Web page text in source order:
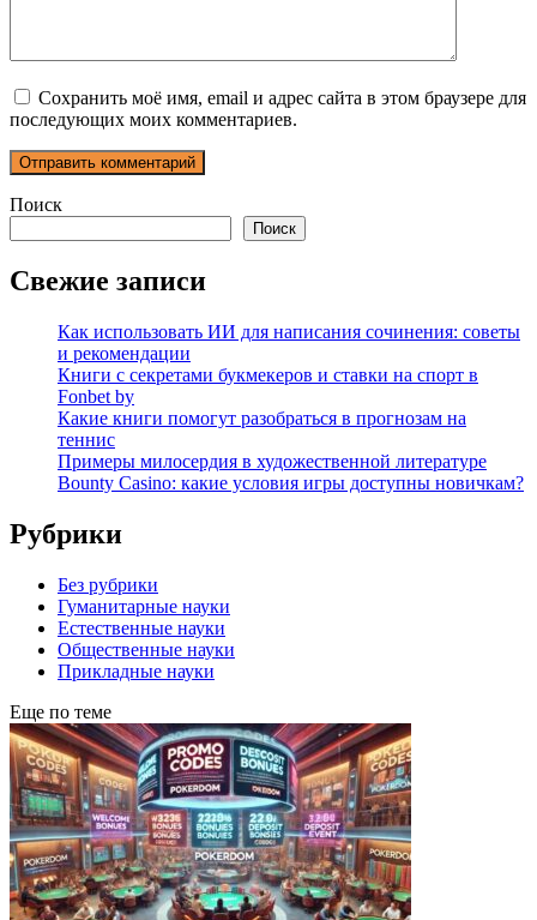
Сохранить моё имя, email и адрес сайта в этом браузере для
последующих моих комментариев.
Поиск
Поиск
Свежие записи
Как использовать ИИ для написания сочинения: советы
и рекомендации
Книги с секретами букмекеров и ставки на спорт в
Fonbet by
Какие книги помогут разобраться в прогнозам на
теннис
Примеры милосердия в художественной литературе
Bounty Casino: какие условия игры доступны новичкам?
Рубрики
Без рубрики
Гуманитарные науки
Естественные науки
Общественные науки
Прикладные науки
Еще по теме